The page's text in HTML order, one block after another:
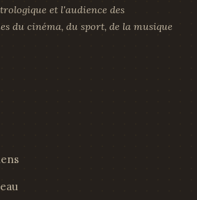
et l'audience des
du cinéma, du sport, de la musique